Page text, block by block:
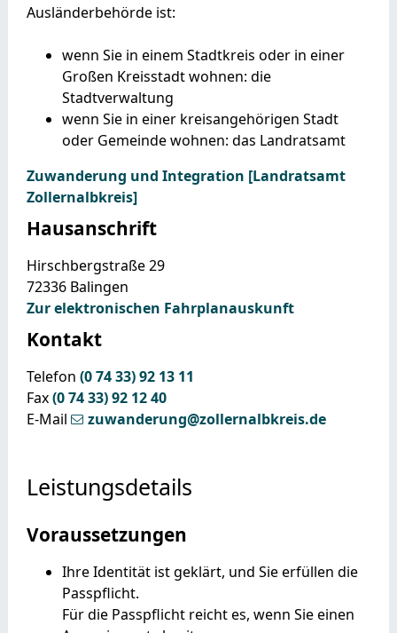
Ausländerbehörde ist:
wenn Sie in einem Stadtkreis oder in einer
Großen Kreisstadt wohnen: die
Stadtverwaltung
wenn Sie in einer kreisangehörigen Stadt
oder Gemeinde wohnen: das Landratsamt
Zuwanderung und Integration [Landratsamt
Zollernalbkreis]
Hausanschrift
Hirschbergstraße 29
72336 Balingen
Zur elektronischen Fahrplanauskunft
Kontakt
Telefon (07433) 92 13 11
Fax(07433) 92 1240
E-Mail
zuwanderung@zollernalbkreis.de
Leistungsdetails
Voraussetzungen
Ihre Identität ist geklärt, und Sie erfüllen die
Passpflicht.
Für die Passpflicht reicht es, wenn Sie einen